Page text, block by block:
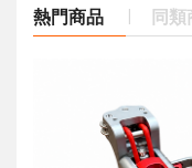
熱門商品 同